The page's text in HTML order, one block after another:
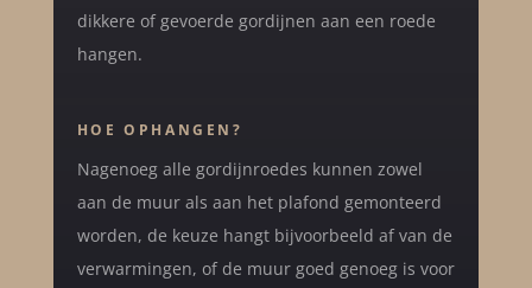
dikkere of gevoerde gordijnen aan een roede
hangen.
HOE OPHANGEN?
Nagenoeg alle gordijnroedes kunnen zowel
aan de muur als aan het plafond gemonteerd
worden, de keuze hangt bijvoorbeeld af van de
verwarmingen, of de muur goed genoeg is voor